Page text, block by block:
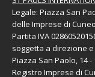
Legale: Piazza San
delle Imprese di
Partita IVA
soggetta a direzione
Piazza San Paolo, 14 -
Registro Imprese di